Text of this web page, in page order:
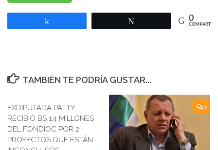
0
COMPARTIR
TAMBIÉN TE PODRÍA GUSTAR...
EXDIPUTADA PATTY
RECIBIÓ BS 1,4 MILLONES
DEL FONDIOC POR 2
PROYECTOS QUE ESTÁN
0